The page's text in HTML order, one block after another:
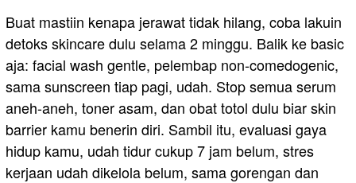
Buat mastiin kenapa jerawat tidak hilang, coba lakuin
detoks skincare dulu selama 2 minggu. Balik ke basic
aja: facial wash gentle, pelembap non-comedogenic,
sama sunscreen tiap pagi, udah. Stop semua serum
aneh-aneh, toner asam, dan obat totol dulu biar skin
barrier kamu benerin diri. Sambil itu, evaluasi gaya
hidup kamu, udah tidur cukup 7 jam belum, stres
kerjaan udah dikelola belum, sama gorengan dan